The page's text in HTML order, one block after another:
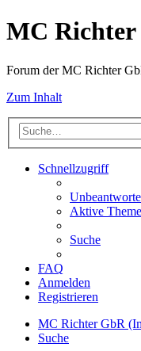
MC Richter
Forum der MC Richter
Zum Inhalt
Schnellzugriff
Aktive
Suche
FAQ
Anmelden
Registrieren
MC Richter GbR
Suche